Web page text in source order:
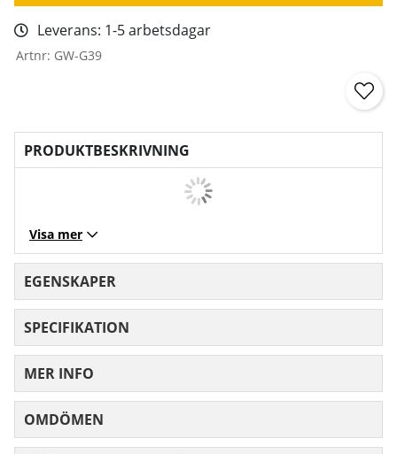
Leverans: 1-5 arbetsdagar
Artnr: GW-G39
PRODUKTBESKRIVNING
Visa mer
EGENSKAPER
SPECIFIKATION
MER INFO
OMDÖMEN